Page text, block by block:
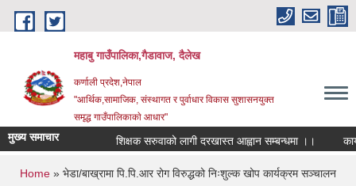
Skip to main content
महाबु गाउँपालिका,गैडावाज, दैलेख
कर्णाली प्रदेश,नेपाल
"आर्थिक,सामाजिक, संस्थागत र पुर्वाधार विकास सुशासनयुक्त
समृद्ध गाउँपालिकाकाे आधार"
मुख्य समाचार शिक्षक सरुवाको लागी दरखास्त आह्वान सम्बन्धमा ।।
You are here
Home » भेडा/बाख्रामा पि.पि.आर रोग विरुद्धको निःशुल्क खोप कार्यक्रम सञ्चालन